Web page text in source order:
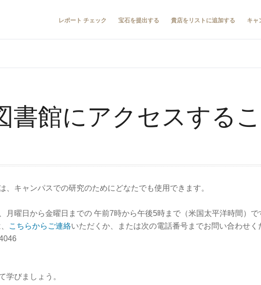
レポート チェック 宝石を提出する 貴店をリストに追加する キャ
書館にアクセスする
、キャンパスでの研究のためにどなたでも使用できます。
月曜日から金曜日までの 午前7時から午後5時まで（米国太平洋時間）
こちらからご連絡いただくか、または次の電話番号までお問い合わせく
学びましょう。